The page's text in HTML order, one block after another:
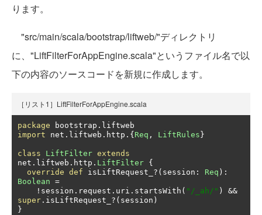
ります。
"src/main/scala/bootstrap/liftweb/"ディレクトリ
に、"LiftFilterForAppEngine.scala"というファイル名で以
下の内容のソースコードを新規に作成します。
［リスト1］LiftFilterForAppEngine.scala
package bootstrap .
import net . liftweb . http .{ Req , LiftRules }
class LiftFilter extends
net . liftweb . http . LiftFilter {
override def isLiftRequest_ ?( session : Req ):
Boolean =
! session . request . uri . startsWith ( "/_ah/" )
&&
super . isLiftRequest_ ?( session )
}